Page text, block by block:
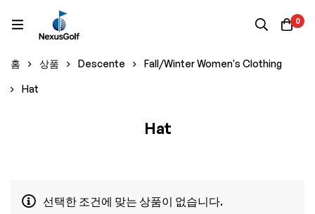
0
홈 상품 Descente Fall/Winter Women's Clothing
Hat
Hat
선택한 조건에 맞는 상품이 없습니다.